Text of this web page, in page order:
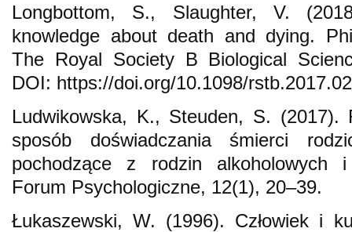
Longbottom, S., Slaughter, V.
knowledge about death and dying.
The Royal Society B Biological
DOI: https://doi.org/10.1098/
Ludwikowska, K., Steuden, S.
sposób doświadczania śmierci
pochodzące z rodzin alkoholowych i
Forum Psychologiczne, 12(1), 20–39.
Łukaszewski, W. (1996). Człowiek i